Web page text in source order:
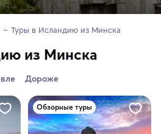
Туры в Исландию из Минска
из Минска
Дороже
Обзорные туры